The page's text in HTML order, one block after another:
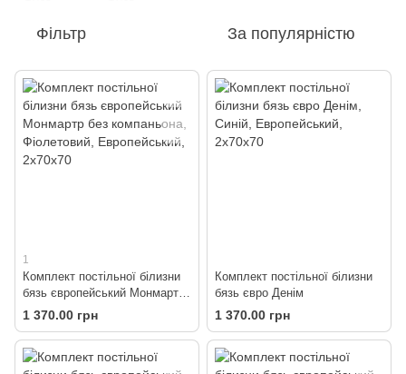
Фільтр За популярністю
1
Комплект постільної білизни
бязь європейський Монмартр
без компаньона
1 370.00 грн
Комплект постільної білизни
бязь євро Денім
1 370.00 грн